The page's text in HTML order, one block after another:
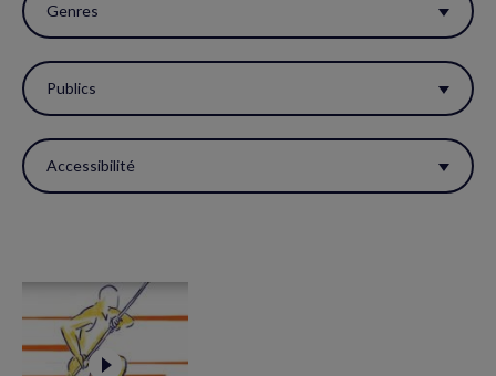
page.
Genres
Publics
Accessibilité